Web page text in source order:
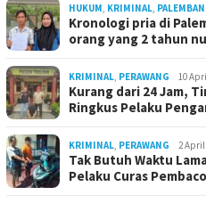
HUKUM, KRIMINAL,
Kronologi pria di
orang yang 2 tahun
KRIMINAL, PERAWANG 10
Kurang dari 24 Jam,
Ringkus Pelaku
KRIMINAL, PERAWANG 2 April
Tak Butuh Waktu
Pelaku Curas